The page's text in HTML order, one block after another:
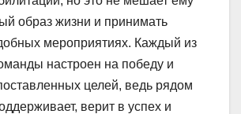
образ жизни и принимать
мероприятиях. Каждый из
настроен на победу и
целей, ведь рядом
верит в успех и